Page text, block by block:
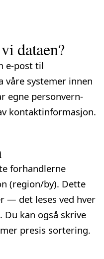
dataen?
e-post til
våre systemer innen
egne personvern­
kontaktinformasjon.
forhandlerne
(region/by). Dette
— det leses ved hver
kan også skrive
presis sortering.